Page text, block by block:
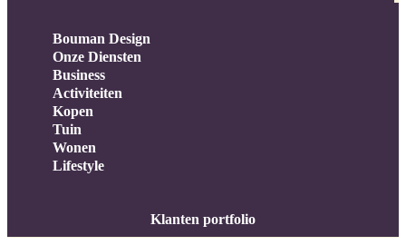
Bouman Design
Onze Diensten
Business
Activiteiten
Kopen
Tuin
Wonen
Lifestyle
Klanten portfolio